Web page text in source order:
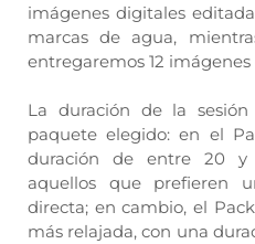
imágenes digitales
marcas de agua,
entregaremos 12
La duración de la
paquete elegido: en el
duración de entre 20 y
aquellos que prefieren
directa; en cambio, el
más relajada, con una